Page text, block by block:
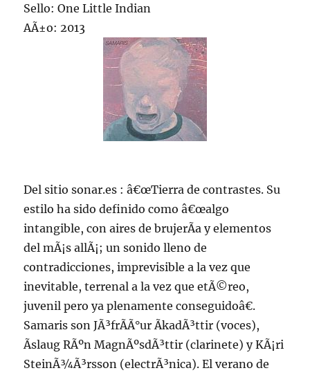
Sello: One Little Indian
AÃ±o: 2013
Del sitio sonar.es : â€œTierra de contrastes. Su
estilo ha sido definido como â€œalgo
intangible, con aires de brujerÃ­a y elementos
del mÃ¡s allÃ¡; un sonido lleno de
contradicciones, imprevisible a la vez que
inevitable, terrenal a la vez que etÃ©reo,
juvenil pero ya plenamente conseguidoâ€.
Samaris son JÃ³frÃ­Ã°ur ÃkadÃ³ttir (voces),
Ãslaug RÃºn MagnÃºsdÃ³ttir (clarinete) y KÃ¡ri
SteinÃ¾Ã³rsson (electrÃ³nica). El verano de